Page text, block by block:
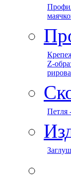
Z-
Петля